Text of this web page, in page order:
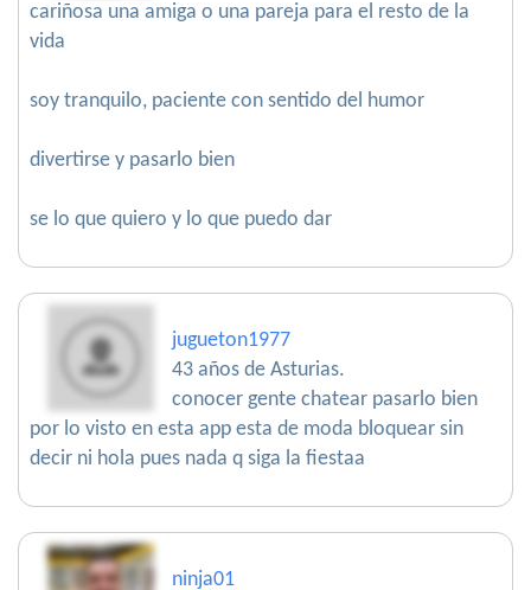
cariñosa una amiga o una pareja para el resto de la
vida
soy tranquilo, paciente con sentido del humor
divertirse y pasarlo bien
se lo que quiero y lo que puedo dar
jugueton1977
43 años de Asturias.
conocer gente chatear pasarlo bien
por lo visto en esta app esta de moda bloquear sin
decir ni hola pues nada q siga la fiestaa
ninja01